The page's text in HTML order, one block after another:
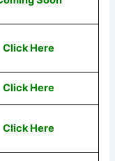
Click Here
Click Here
Click Here